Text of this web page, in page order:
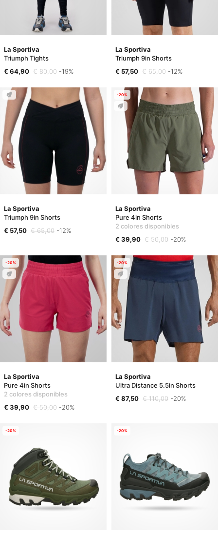
La Sportiva
Triumph Tights
€ 64,90 € 80,00 -19%
La Sportiva
Triumph 9in Shorts
€ 57,50 € 65,00 -12%
La Sportiva
Triumph 9in Shorts
€ 57,50 € 65,00 -12%
La Sportiva
Pure 4in Shorts
2 colores disponibles
€ 39,90 € 50,00 -20%
-20%
La Sportiva
Pure 4in Shorts
2 colores disponibles
€ 39,90 € 50,00 -20%
-20%
La Sportiva
Ultra Distance 5.5in Shorts
€ 87,50 € 110,00 -20%
-20%
-20% -20%